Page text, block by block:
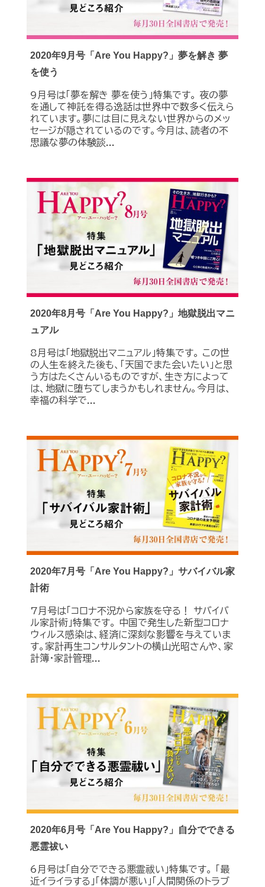
2020年9月号「Are You Happy?」夢を解き 夢
を使う
9月号は「夢を解き 夢を使う」特集です。 夜の夢
を通して神託を得る逸話は世界中で数多く伝えら
れています。夢には目に見えない世界からのメッ
セージが隠されているのです。今月は、読者の不
思議な夢の体験談...
2020年8月号「Are You Happy?」地獄脱出マニ
ュアル
8月号は「地獄脱出マニュアル」特集です。 この世
の人生を終えた後も、「天国でまた会いたい」と思
う方はたくさんいるものですが、生き方によって
は、地獄に堕ちてしまうかもしれません。今月は、
幸福の科学で...
2020年7月号「Are You Happy?」サバイバル家
計術
7月号は「コロナ不況から家族を守る！ サバイバ
ル家計術」特集です。 中国で発生した新型コロナ
ウィルス感染は、経済に深刻な影響を与えていま
す。家計再生コンサルタントの横山光昭さんや、家
計簿・家計管理...
2020年6月号「Are You Happy?」自分でできる
悪霊祓い
6月号は「自分でできる悪霊祓い」特集です。 「最
近イライラする」「体調が悪い」「人間関係のトラブ